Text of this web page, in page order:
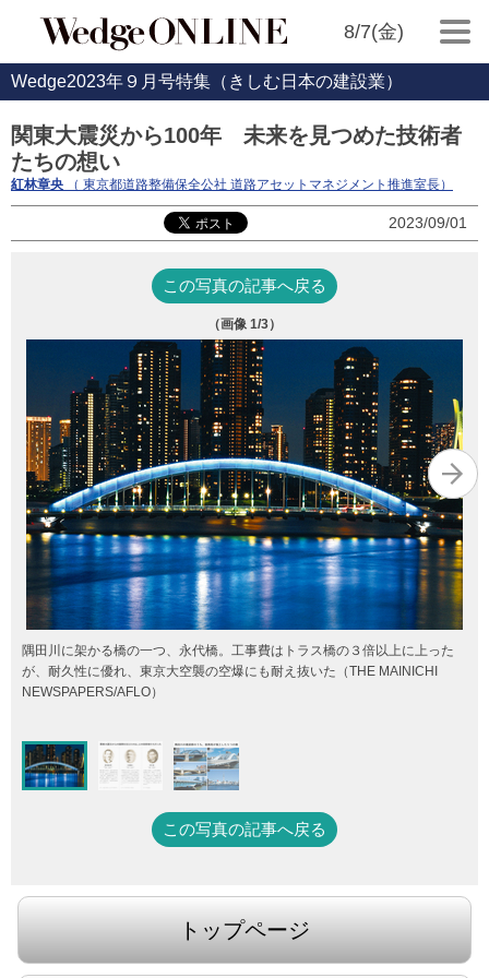
8/7(金)
Wedge2023年９月号特集（きしむ日本の建設業）
関東大震災から100年 未来を見つめた技術者
たちの想い
紅林章央 （ 東京都道路整備保全公社 道路アセットマネジメント推進室長）
2023/09/01
この写真の記事へ戻る
（画像 1/3）
隅田川に架かる橋の一つ、永代橋。工事費はトラス橋の３倍以上に上った
が、耐久性に優れ、東京大空襲の空爆にも耐え抜いた（THE MAINICHI
NEWSPAPERS/AFLO）
この写真の記事へ戻る
トップページ